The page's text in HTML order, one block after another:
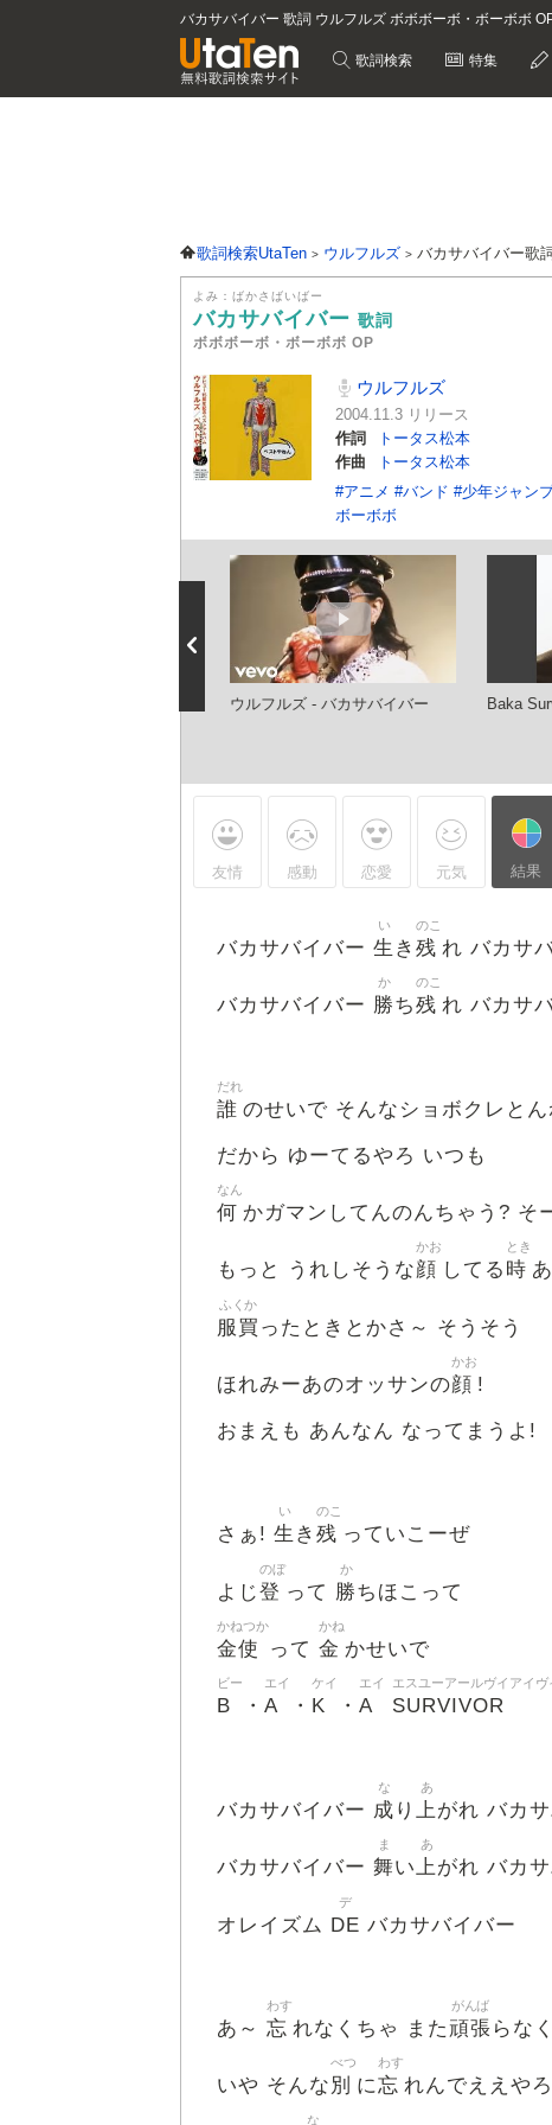
バカサバイバー 歌詞 ウルフルズ ボボボーボ・ボーボボ
歌詞検索 特集
歌詞検索UtaTen ウルフルズ バカサバイバー歌詞
よみ：ばかさばいばー
バカサバイバー 歌詞
ボボボーボ・ボーボボ OP
ウルフルズ
2004.11.3 リリース
作詞
トータス松本
作曲
トータス松本
#アニメ #バンド #少年ジャン
ボーボボ
ウルフルズ - バカサバイバー Baka
友情 感動 恋愛 元気 結果
バカサバイバー 生
い
き 残
のこ
れ バカサ
バカサバイバー 勝
か
ち残
のこ
れ バカサ
誰
だれ
のせいで そんなショボクレとん
だから ゆーてるやろ いつも
何
なん
かガマンしてんのんちゃう? そ
もっと うれしそうな顔
かお
してる 時
とき
服買
ふくか
ったときとかさ～ そうそう
ほれみーあのオッサンの顔
かお
!
おまえも あんなん なってまうよ!
さぁ! 生
い
き 残
のこ
っていこーぜ
よじ登
のぼ
って 勝
か
ちほこって
金使
かねつか
って 金
かね
かせいで
B
ビー
・ A
エイ
・ K
ケイ
・ A
エイ
SURVIVOR
エスユーアールヴイアイ
バカサバイバー 成
な
り 上
あ
がれ バカ
バカサバイバー 舞
ま
い上
あ
がれ バカ
オレイズム DE
デ
バカサバイバー
あ～ 忘
わす
れなくちゃ また頑張
がんば
らな
いや そんな 別
べつ
に忘
わす
れんでええや
な